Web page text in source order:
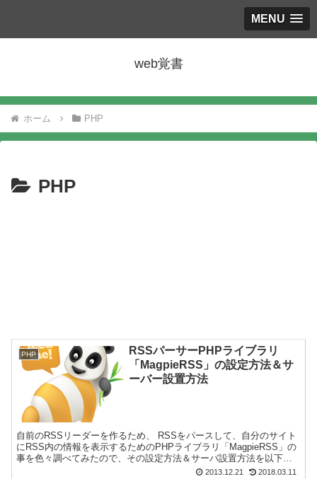
MENU
web覚書
ホーム PHP
PHP
PHP
RSSパーサーPHPライブラリ
「MagpieRSS」の設定方法＆サ
ーバー設置方法
自前のRSSリーダーを作るため、 RSSをパースして、自分のサイト
にRSS内の情報を表示するためのPHPライブラリ「MagpieRSS」の
事を色々調べてみたので、その設定方法＆サーバ設置方法を以下に
2013.12.21 2018.03.11